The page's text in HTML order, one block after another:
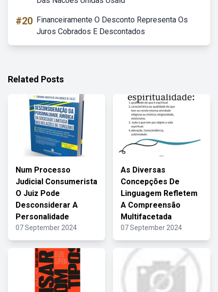
#20 Financeiramente O Desconto Representa Os
Juros Cobrados E Descontados
Related Posts
Num Processo
Judicial Consumerista
O Juiz Pode
Desconsiderar A
Personalidade
07 September 2024
As Diversas
Concepções De
Linguagem Refletem
A Compreensão
Multifacetada
07 September 2024